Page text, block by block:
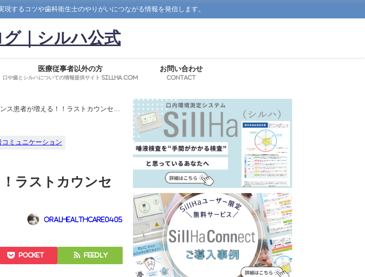
するコツや歯科衛生士のやりがいにつながる情報を発信します。
｜シルハ公式
医療従事者以外の方
口や歯とシルハについての情報提供サイト SillHa.com
お問い合わせ
Contact
ス患者が増える！！ラストカウンセリ
コミュニケーション
ラストカウンセ
oralhealthcare0405
Pocket Feedly